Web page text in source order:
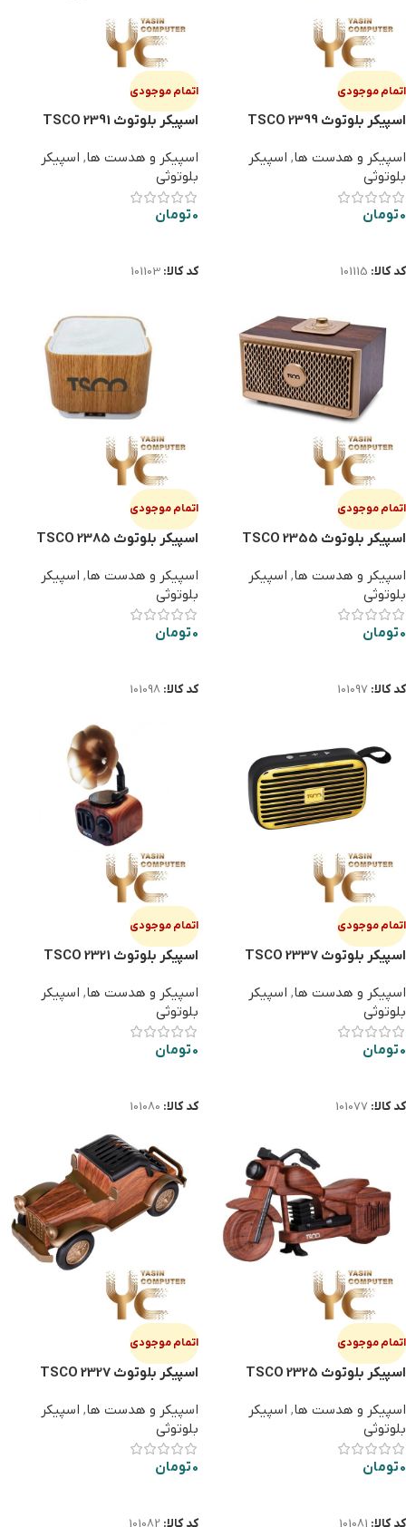
اتمام موجودی
اسپیکر بلوتوث TSCO 2399
اسپیکر و هدست ها, اسپیکر
بلوتوثی
0تومان
کد کالا: 101115
اتمام موجودی
اسپیکر بلوتوث TSCO 2391
اسپیکر و هدست ها, اسپیکر
بلوتوثی
0تومان
کد کالا: 101103
اتمام موجودی
اسپیکر بلوتوث TSCO 2355
اسپیکر و هدست ها, اسپیکر
بلوتوثی
0تومان
کد کالا: 101097
اتمام موجودی
اسپیکر بلوتوث TSCO 2385
اسپیکر و هدست ها, اسپیکر
بلوتوثی
0تومان
کد کالا: 101098
اتمام موجودی
اسپیکر بلوتوث TSCO 2337
اسپیکر و هدست ها, اسپیکر
بلوتوثی
0تومان
کد کالا: 101077
اتمام موجودی
اسپیکر بلوتوث TSCO 2321
اسپیکر و هدست ها, اسپیکر
بلوتوثی
0تومان
کد کالا: 101080
اتمام موجودی
اسپیکر بلوتوث TSCO 2325
اسپیکر و هدست ها, اسپیکر
بلوتوثی
0تومان
کد کالا: 101081
اتمام موجودی
اسپیکر بلوتوث TSCO 2327
اسپیکر و هدست ها, اسپیکر
بلوتوثی
0تومان
کد کالا: 101082